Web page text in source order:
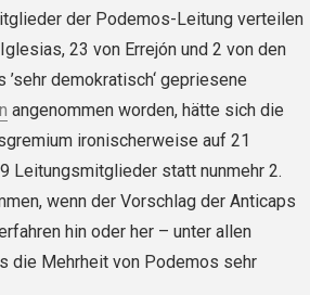
der Podemos-Leitung verteilen
23 von Errejón und 2 von den
demokratisch‘ gepriesene
angenommen worden, hätte sich die
ironischerweise auf 21
Leitungsmitglieder statt nunmehr 2.
wenn der Vorschlag der Anticaps
hin oder her – unter allen
die Mehrheit von Podemos sehr